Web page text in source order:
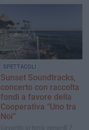
nella tradizione della nostra
città con “U Calannèrie de
Vescègghie 2026”
SPETTACOLI
Sunset Soundtracks,
concerto con raccolta
fondi a favore della
Cooperativa “Uno tra
Noi”
L'evento si terrà venerdì 7